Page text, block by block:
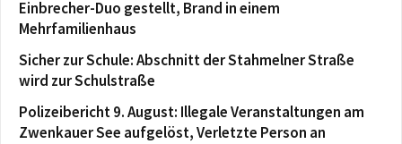
Einbrecher-Duo gestellt, Brand in einem
Mehrfamilienhaus
Sicher zur Schule: Abschnitt der Stahmelner Straße
wird zur Schulstraße
Polizeibericht 9. August: Illegale Veranstaltungen am
Zwenkauer See aufgelöst, Verletzte Person an